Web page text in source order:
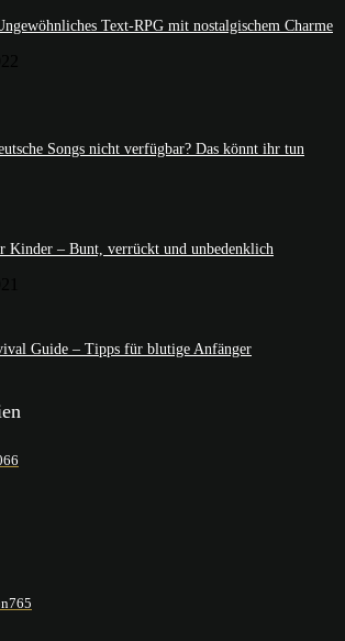
Text-RPG mit nostalgischem Charme
Songs nicht verfügbar? Das könnt ihr tun
Kinder – Bunt, verrückt und unbedenklich
Guide – Tipps für blutige Anfänger
765